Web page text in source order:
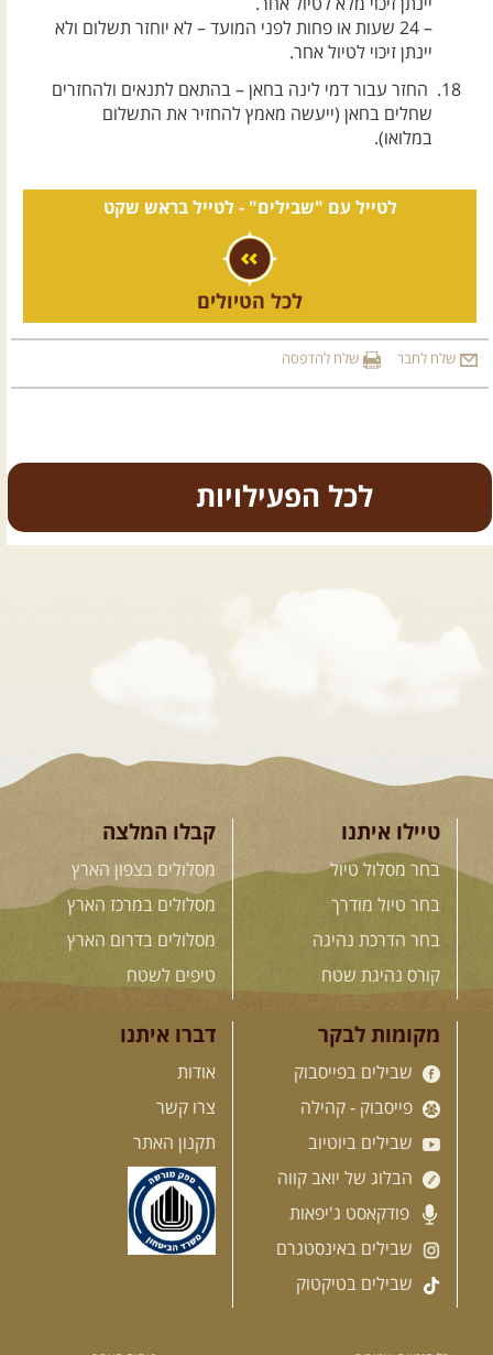
יינתן זיכוי מלא לטיול אחר.
– 24 שעות או פחות לפני המועד – לא יוחזר תשלום ולא
יינתן זיכוי לטיול אחר.
החזר עבור דמי לינה בחאן – בהתאם לתנאים ולהחזרים
שחלים בחאן (ייעשה מאמץ להחזיר את התשלום
במלואו).
לטייל עם "שבילים" -לטייל בראש שקט
לכל הטיולים
שלח לחבר שלח להדפסה
כל הפעילויות
טיולים מודרכים בארץ
07-08.08.2026 שישי-שבת
שישי לילה בבקעת צין ושבת
ניפגש בהר אבנון בנקודת התצפית
הכה מיוחדת שבו, שעת דמדומים. ...
[המשך]
08.08.2026 שבת- חדש!
פסגות ומעיינות בגליל הירוק
נתחיל במקום קדוש ומיוחד – נבי
[המשך]
12.08.2026 רביעי- רכבי פנאי
בשבילי עמק המעיינות
מי לא צריך בימים אלו קצת טבע
טיילו איתנו
בחר מסלול טיול
בחר טיול מודרך
בחר הדרכת נהיגה
קורס נהיגת שטח
קבלו המלצה
מסלולים בצפון הארץ
מסלולים במרכז הארץ
מסלולים בדרום הארץ
טיפים לשטח
מקומות לבקר
שבילים בפייסבוק
פייסבוק - קהילה
שבילים ביוטיוב
הבלוג של יואב קווה
פודקאסט ג'יפאות
שבילים באינסטגרם
שבילים בטיקטוק
דברו איתנו
אודות
צרו קשר
תקנון האתר